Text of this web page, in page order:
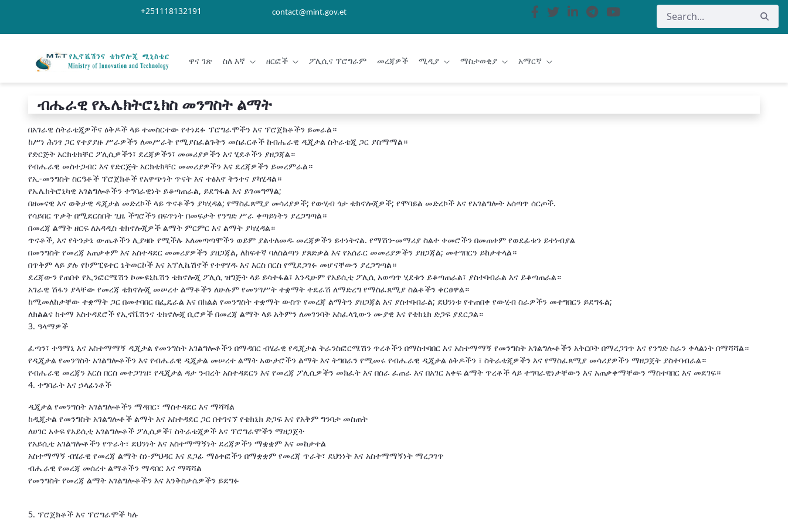
+251118132191 contact@mint.gov.et
ዋና ገጽ ስለ እኛ ዘርፎች ፖሊሲና ፕሮግራም መረጃዎች ሚዲያ ማስታወቂያ አማርኛ
ብሔራዊ የኤሌክትሮኒክስ መንግስት ልማት
በአገራዊ ስትራቴጂዎችና ዕቅዶች ላይ ተመስርተው የተነደፉ ፕሮግራሞችን እና ፕሮጀክቶችን ይመራል።
ከሥነ ሕንፃ ጋር የተያያዙ ሥራዎችን ለመሥራት የሚያስፈልጉትን መስፈርቶች ከብሔራዊ ዲጂታል ስትራቴጂ ጋር ያስማማል።
የድርጅት አርክቴክቸር ፖሊሲዎችን፣ ደረጃዎችን፣ መመሪያዎችን እና ሂደቶችን ያዘጋጃል።
የብሔራዊ መስተጋብር እና የድርጅት አርክቴክቸር መመሪያዎችን እና ደረጃዎችን ይመረምራል።
የኢ-መንግስት ስርዓቶች ፕሮጀክቶች የአዋጭነት ጥናት እና ተፅእኖ ትንተና ያካሂዳል።
የኤሌክትሮኒካዊ አገልግሎቶችን ተግባራዊነት ይቆጣጠራል, ይደግፋል እና ይገመግማል;
በዘመናዊ እና ወቅታዊ ዲጂታል መድረኮች ላይ ጥናቶችን ያካሂዳል; የማስፈጸሚያ መሳሪያዎች; የውሂብ ጎታ ቴክኖሎጂዎች; የሞባይል መድረኮች እና የአገልግሎት አሰጣጥ ሰርጦች.
የሳይበር ጥቃት በሚደርስበት ጊዜ ችግሮችን በፍጥነት በመፍታት የንግድ ሥራ ቀጣይነትን ያረጋግጣል።
በመረጃ ልማት ዘርፍ ለአዳዲስ ቴክኖሎጂዎች ልማት ምርምር እና ልማት ያካሂዳል።
ጥናቶች, እና የትንታኔ ውጤቶችን ሊያዛቡ የሚችሉ አለመጣጣሞችን ወይም ያልተለመዱ መረጃዎችን ይተነትናል. የማሽን-መማሪያ ስልተ ቀመሮችን በመጠቀም የወደፊቱን ይተነብያል
በመንግስት የመረጃ አጠቃቀም እና አስተዳደር መመሪያዎችን ያዘጋጃል, ለከፍተኛ ባለስልጣን ያጸድቃል እና የአሰራር መመሪያዎችን ያዘጋጃል; መተግበርን ይከታተላል።
በጥቅም ላይ ያሉ የኮምፒዩተር ኔትወርኮች እና አፕሊኬሽኖች የተዋሃዱ እና እርስ በርስ የሚደጋገፉ መሆናቸውን ያረጋግጣል።
ደረጃውን የጠበቀ የኢንፎርሜሽን ኮሙዩኒኬሽን ቴክኖሎጂ ፖሊሲ ዝግጅት ላይ ይሳተፋል፣ እንዲሁም የአይሲቲ ፖሊሲ አወጣጥ ሂደቱን ይቆጣጠራል፣ ያስተባብራል እና ይቆጣጠራል።
አገራዊ ሽፋን ያላቸው የመረጃ ቴክኖሎጂ መሠረተ ልማቶችን ለሁሉም የመንግሥት ተቋማት ተደራሽ ለማድረግ የማስፈጸሚያ ስልቶችን ቀርፀዋል።
ከሚመለከታቸው ተቋማት ጋር በመተባበር በፌዴራል እና በክልል የመንግስት ተቋማት ውስጥ የመረጃ ልማትን ያዘጋጃል እና ያስተባብራል; ደህንነቱ የተጠበቀ የውሂብ ስራዎችን መተግበርን ይደግፋል;
ለክልልና ከተማ አስተዳደሮች የኢኖቬሽንና ቴክኖሎጂ ቢሮዎች በመረጃ ልማት ላይ አቅምን ለመገንባት አስፈላጊውን ሙያዊ እና የቴክኒክ ድጋፍ ያደርጋል።
3. ዓላማዎች
ፈጣን፣ ተዓማኒ እና አስተማማኝ ዲጂታል የመንግስት አገልግሎቶችን በማዳበር ብሄራዊ የዲጂታል ትራንስፎርሜሽን ጥረቶችን በማስተባበር እና አስተማማኝ የመንግስት አገልግሎቶችን አቅርቦት በማረጋገጥ እና የንግድ ስራን ቀላልነት በማሻሻል።
የዲጂታል የመንግስት አገልግሎቶችን እና የብሔራዊ ዲጂታል መሠረተ ልማት አውታሮችን ልማት እና ትግበራን የሚመሩ የብሔራዊ ዲጂታል ዕቅዶችን ፣ ስትራቴጂዎችን እና የማስፈጸሚያ መሳሪያዎችን ማዘጋጀት ያስተባብራል።
የብሔራዊ መረጃን እርስ በርስ መተጋገዝ፣ የዲጂታል ዳታ ንብረት አስተዳደርን እና የመረጃ ፖሊሲዎችን መክፈት እና በስራ ፈጠራ እና በአገር አቀፍ ልማት ጥረቶች ላይ ተግባራዊነታቸውን እና አጠቃቀማቸውን ማስተባበር እና መደገፍ።
4. ተግባራት እና ኃላፊነቶች
ዲጂታል የመንግስት አገልግሎቶችን ማዳበር፣ ማስተዳደር እና ማሻሻል
ከዲጂታል የመንግስት አገልግሎቶች ልማት እና አስተዳደር ጋር በተገናኘ የቴክኒክ ድጋፍ እና የአቅም ግንባታ መስጠት
ለሀገር አቀፍ የአይሲቲ አገልግሎቶች ፖሊሲዎች፣ ስትራቴጂዎች እና ፕሮግራሞችን ማዘጋጀት
የአይሲቲ አገልግሎቶችን የጥራት፣ ደህንነት እና አስተማማኝነት ደረጃዎችን ማቋቋም እና መከታተል
አስተማማኝ ብሄራዊ የመረጃ ልማት ስነ-ምህዳር እና ደጋፊ ማዕቀፎችን በማቋቋም የመረጃ ጥራት፣ ደህንነት እና አስተማማኝነት ማረጋገጥ
ብሔራዊ የመረጃ መሰረተ ልማቶችን ማዳበር እና ማሻሻል
የመንግስት የመረጃ ልማት አገልግሎቶችን እና እንቅስቃሴዎችን ይደግፉ
5. ፕሮጀክቶች እና ፕሮግራሞች ካሉ